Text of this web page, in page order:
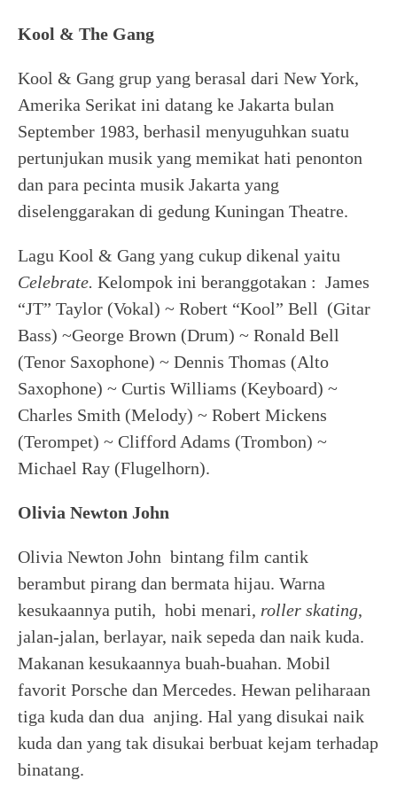
Kool & The Gang
Kool & Gang grup yang berasal dari New York,
Amerika Serikat ini datang ke Jakarta bulan
September 1983, berhasil menyuguhkan suatu
pertunjukan musik yang memikat hati penonton
dan para pecinta musik Jakarta yang
diselenggarakan di gedung Kuningan Theatre.
Lagu Kool & Gang yang cukup dikenal yaitu
Celebrate. Kelompok ini beranggotakan : James
“JT” Taylor (Vokal) ~ Robert “Kool” Bell (Gitar
Bass) ~George Brown (Drum) ~ Ronald Bell
(Tenor Saxophone) ~ Dennis Thomas (Alto
Saxophone) ~ Curtis Williams (Keyboard) ~
Charles Smith (Melody) ~ Robert Mickens
(Terompet) ~ Clifford Adams (Trombon) ~
Michael Ray (Flugelhorn).
Olivia Newton John
Olivia Newton John bintang film cantik
berambut pirang dan bermata hijau. Warna
kesukaannya putih, hobi menari, roller skating,
jalan-jalan, berlayar, naik sepeda dan naik kuda.
Makanan kesukaannya buah-buahan. Mobil
favorit Porsche dan Mercedes. Hewan peliharaan
tiga kuda dan dua anjing. Hal yang disukai naik
kuda dan yang tak disukai berbuat kejam terhadap
binatang.